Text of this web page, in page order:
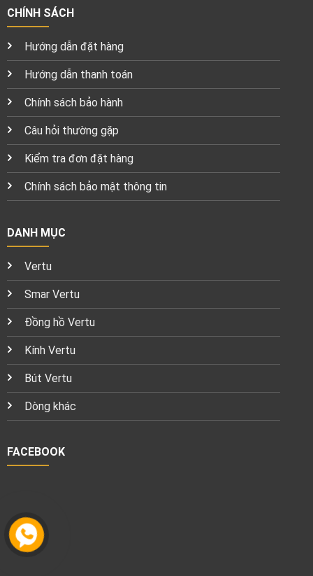
CHÍNH SÁCH
Hướng dẫn đặt hàng
Hướng dẫn thanh toán
Chính sách bảo hành
Câu hỏi thường gặp
Kiểm tra đơn đặt hàng
Chính sách bảo mật thông tin
DANH MỤC
Vertu
Smar Vertu
Đồng hồ Vertu
Kính Vertu
Bút Vertu
Dòng khác
FACEBOOK